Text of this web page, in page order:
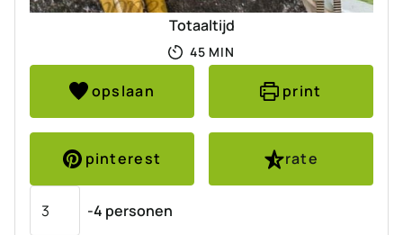
Totaaltijd
45MINUTEN
MIN
opslaan print
pinterest
rate
-4 personen